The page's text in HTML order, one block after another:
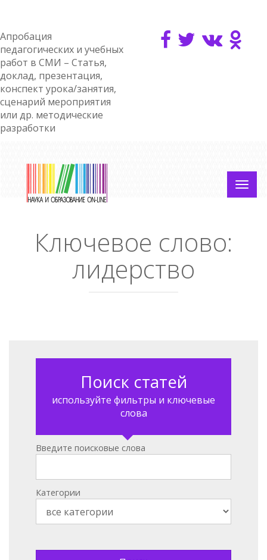
Апробация
педагогических и учебных
работ в СМИ – Статья,
доклад, презентация,
конспект урока/занятия,
сценарий мероприятия
или др. методические
разработки
Ключевое слово:
лидерство
Поиск статей
используйте фильтры и ключевые
слова
Введите поисковые слова
Категории